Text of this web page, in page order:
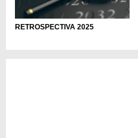
RETROSPECTIVA 2025